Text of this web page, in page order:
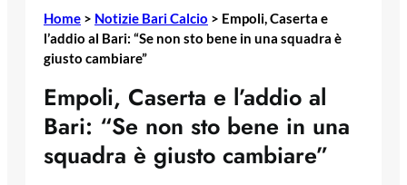
Home > Notizie Bari Calcio > Empoli, Caserta e
l’addio al Bari: “Se non sto bene in una squadra è
giusto cambiare”
Empoli, Caserta e l’addio al
Bari: “Se non sto bene in una
squadra è giusto cambiare”